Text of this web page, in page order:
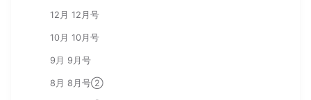
12月 12月号
10月 10月号
9月 9月号
8月 8月号②